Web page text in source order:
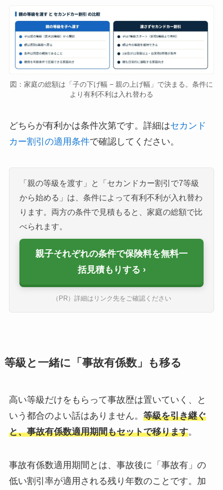
図：家庭の総額は「子の下げ幅 − 親の上げ幅」で決まる。条件に
より有利不利は入れ替わる
どちらが有利かは条件次第です。詳細はセカンド
カー割引の適用条件で確認してください。
「親の等級を渡す」と「セカンドカー割引で7等級
から始める」は、条件によって有利不利が入れ替わ
ります。両方の条件で見積もると、家庭の総額で比
べられます。
親子それぞれの条件で保険料を無料一
括見積もりする
（PR）詳細はリンク先をご確認ください
等級と一緒に「事故有係数」も移る
高い等級だけをもらって事故歴は置いていく、と
いう都合のよい話はありません。 等級を引き継ぐ
と、事故有係数適用期間もセットで移ります。
事故有係数適用期間とは、事故後に「事故有」の
低い割引率が適用される残り年数のことです。加